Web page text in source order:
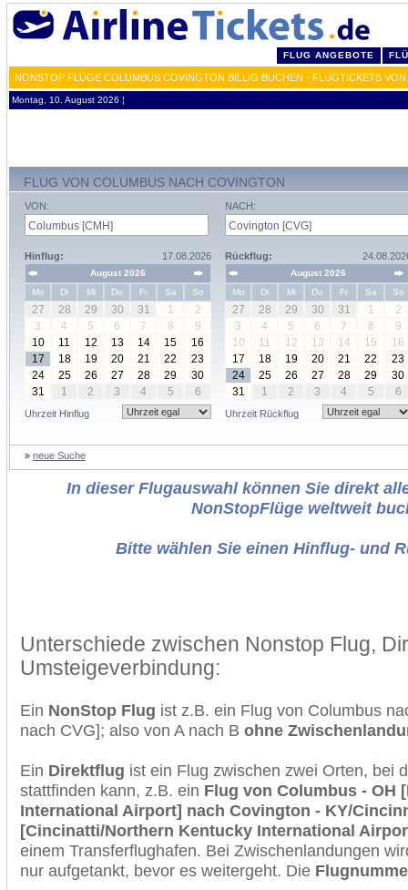
FLUG ANGEBOTE
NONSTOP FLÜGE COLUMBUS COVINGTON BILLIG BUCHEN - FLUGTICKETS
Montag, 10. August 2026 ¦
FLUG VON COLUMBUS NACH COVINGTON
VON:
Hinflug: 17.08.2026
August 2026
Mo
Di Mi Do Fr Sa So
27 28 29 30 31 1
2
3
4 5 6 7 8
9
10
11 12 13 14 15
16
17
18 19 20 21 22
23
24
25 26 27 28 29
30
31
1 2 3 4 5 6
Uhrzeit Hinflug
NACH:
Rückflug:
August 2026
Mo
Di Mi Do Fr Sa So
27 28 29 30 31 1
2
3
4 5 6 7 8
9
10
11 12 13 14 15
16
17
18 19 20 21 22
23
24
25 26 27 28 29
30
31
1 2 3 4 5 6
Uhrzeit Rückflug
» neue Suche
In dieser Flugauswahl können Sie direkt
NonStopFlüge weltweit
Bitte wählen Sie einen Hinflug- und
Unterschiede zwischen Nonstop Flug,
Umsteigeverbindung:
Ein NonStop Flug ist z.B. ein Flug von Columbus
nach CVG]; also von A nach B ohne
Ein Direktflug ist ein Flug zwischen zwei Orten, bei
stattfinden kann, z.B. ein Flug von Columbus - OH
International Airport] nach Covington - KY/
[Cincinatti/Northern Kentucky International
einem Transferflughafen. Bei Zwischenlandungen
nur aufgetankt, bevor es weitergeht. Die